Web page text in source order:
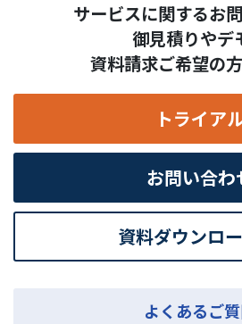
サービスに関するお
御見積りやデ
資料請求ご希望の
トライア
お問い合わ
資料ダウンロ
よくあるご